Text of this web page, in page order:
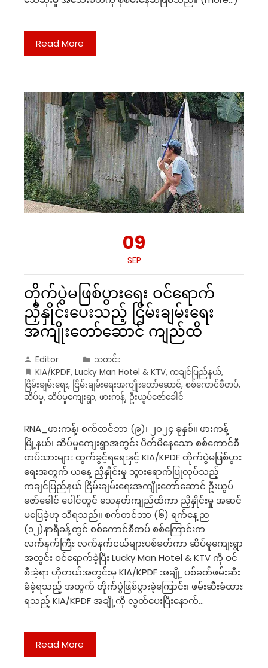
Read More
09
SEP
တိုက်ပွဲမဖြစ်ပွားရေး ဝင်ရောက်
ညှိနှိုင်းပေးသည့် ငြိမ်းချမ်းရေး
အကျိုးတော်ဆောင် ကျည်ထိ
Editor
သတင်း
KIA/KPDF, Lucky Man Hotel & KTV, ကချင်ပြည်နယ်,
ငြိမ်းချမ်းရေး, ငြိမ်းချမ်းရေးအကျိုးတော်ဆောင်, စစ်ကောင်စီတပ်,
ဆိပ်မူ, ဆိပ်မူကျေးရွာ, ဖားကန့်, ဦးယွပ်ဇော်ခေါင်
RNA_ဖားကန့်၊ စက်တင်ဘာ (၉)၊ ၂၀၂၄ ခုနှစ်။ ဖားကန့်
မြို့နယ်၊ ဆိပ်မူကျေးရွာအတွင်း ပိတ်မိနေသော စစ်ကောင်စီ
တပ်သားများ ထွက်ခွင့်ရရေးနှင့် KIA/KPDF တိုက်ပွဲမဖြစ်ပွား
ရေးအတွက် ယနေ့ ညှိနှိုင်းမှု သွားရောက်ပြုလုပ်သည့်
ကချင်ပြည်နယ် ငြိမ်းချမ်းရေးအကျိုးတော်ဆောင် ဦးယွပ်
ဇော်ခေါင် ပေါင်တွင် သေနတ်ကျည်ထိကာ ညှိနှိုင်းမှု အဆင်
မပြေခဲ့ဟု သိရသည်။ စက်တင်ဘာ (၆) ရက်နေ့ည
(၁၂)နာရီ‌‌ခန့်တွင် စစ်ကောင်စီတပ် စစ်ကြောင်းက
လက်နက်ကြီး လက်နက်ငယ်များပစ်ခတ်ကာ ဆိပ်မူကျေးရွာ
အတွင်း ဝင်ရောက်ခဲ့ပြီး Lucky Man Hotel & KTV ကို ဝင်
စီးခဲ့ရာ ဟိုတယ်အတွင်းမှ KIA/KPDF အချို့ ပစ်ခတ်ဖမ်းဆီး
ခံခဲ့ရသည့် အတွက် တိုက်ပွဲဖြစ်ပွားခဲ့ကြောင်း၊ ဖမ်းဆီးခံထား
ရသည့် KIA/KPDF အချို့ကို လွတ်ပေးပြီးနောက်…
Read More